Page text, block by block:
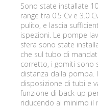
Sono state installate
range tra 0.5 Cv e 3.0
pulito, e lascia
ispezioni. Le pompe
sfera sono state
che sul tubo di
corretto, i gomiti sono
distanza dalla pompa.
disposizione di tubi e
funzione di back-up
riducendo al minimo il